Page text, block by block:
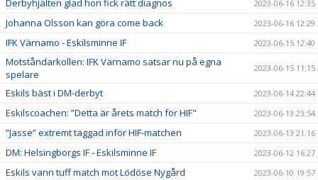
Derbyhjälten glad hon fick rätt diagnos 2023-06-16 12:35
Johanna Olsson kan göra come back 2023-06-16 12:29
IFK Värnamo - Eskilsminne IF 2023-06-15 12:40
Motståndarkollen: IFK Värnamo satsar nu på egna
spelare
2023-06-15 11:15
Eskils bäst i DM-derbyt 2023-06-14 22:44
Eskilscoachen: ”Detta är årets match för HIF" 2023-06-13 23:54
”Jasse” extremt taggad inför HIF-matchen 2023-06-13 21:16
DM: Helsingborgs IF - Eskilsminne IF 2023-06-12 16:27
Eskils vann tuff match mot Lödöse Nygård 2023-06-10 19:57